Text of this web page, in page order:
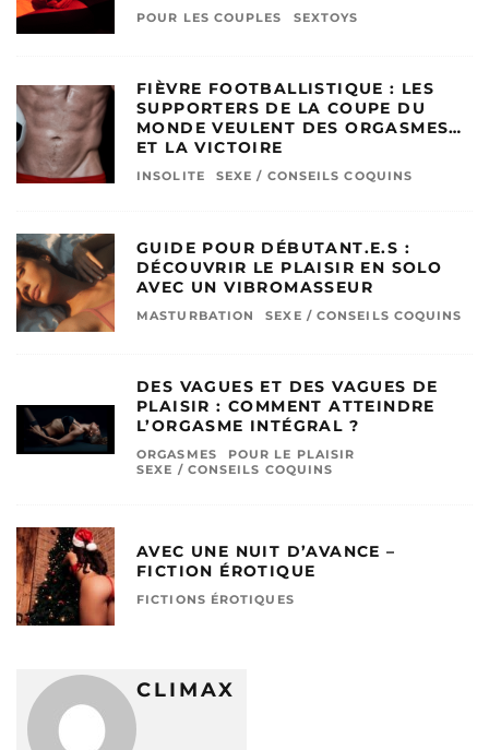
CLIMAX
POUR LES COUPLES SEXTOYS
FIÈVRE FOOTBALLISTIQUE : LES
SUPPORTERS DE LA COUPE DU
MONDE VEULENT DES ORGASMES…
ET LA VICTOIRE
INSOLITE SEXE / CONSEILS COQUINS
GUIDE POUR DÉBUTANT.E.S :
DÉCOUVRIR LE PLAISIR EN SOLO
AVEC UN VIBROMASSEUR
MASTURBATION SEXE / CONSEILS COQUINS
DES VAGUES ET DES VAGUES DE
PLAISIR : COMMENT ATTEINDRE
L’ORGASME INTÉGRAL ?
ORGASMES
POUR LE PLAISIR
SEXE / CONSEILS COQUINS
AVEC UNE NUIT D’AVANCE –
FICTION ÉROTIQUE
FICTIONS ÉROTIQUES